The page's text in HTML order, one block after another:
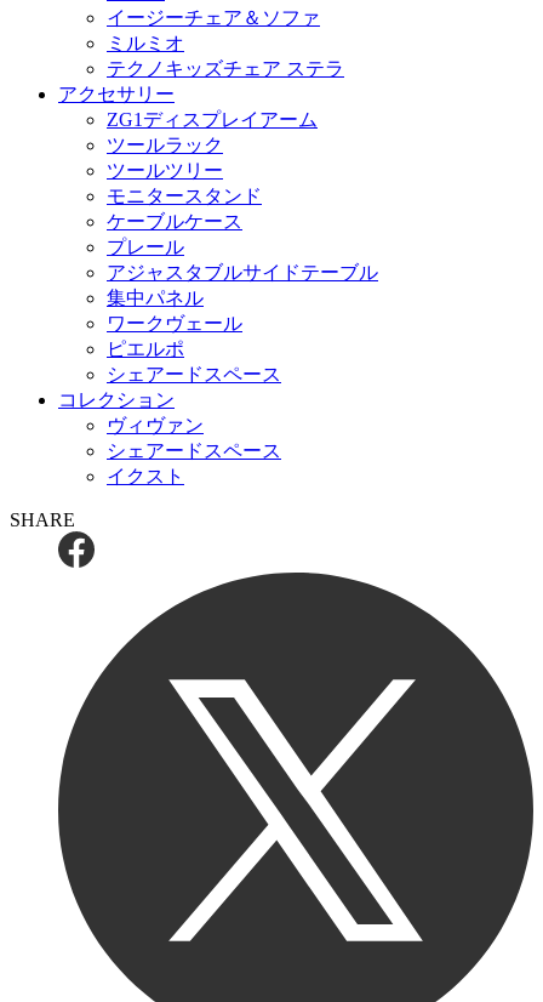
イージーチェア＆ソファ
ミルミオ
テクノキッズチェア ステラ
アクセサリー
ZG1ディスプレイアーム
ツールラック
ツールツリー
モニタースタンド
ケーブルケース
プレール
アジャスタブルサイドテーブル
集中パネル
ワークヴェール
ピエルポ
シェアードスペース
コレクション
ヴィヴァン
シェアードスペース
イクスト
SHARE